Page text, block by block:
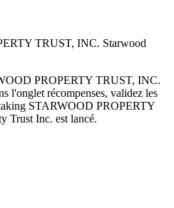
TRUST, INC. Starwood
PROPERTY TRUST, INC.
l'onglet récompenses, validez les
STARWOOD PROPERTY
Trust Inc. est lancé.